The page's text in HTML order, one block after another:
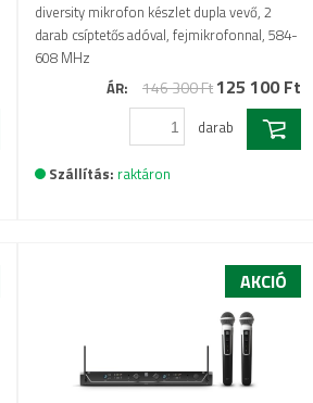
diversity mikrofon készlet dupla vevő, 2
darab csíptetős adóval, fejmikrofonnal, 584-
608 MHz
ÁR:
146 300 Ft125 100 Ft
darab
Szállítás: raktáron
AKCIÓ